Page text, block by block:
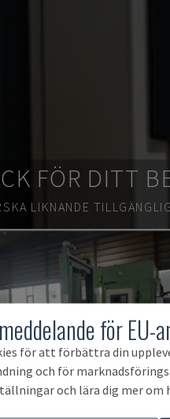
FÖR DITT
LIKNANDE
för EU-
för att förbättra din
och för
och lära dig mer om